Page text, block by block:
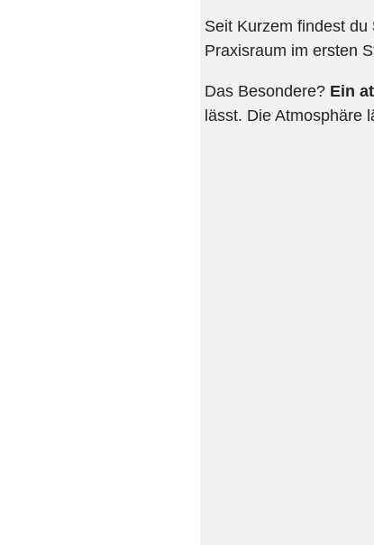
Seit Kurzem findest du
Praxisraum im ersten
Das Besondere? Ein
lässt. Die Atmosphäre